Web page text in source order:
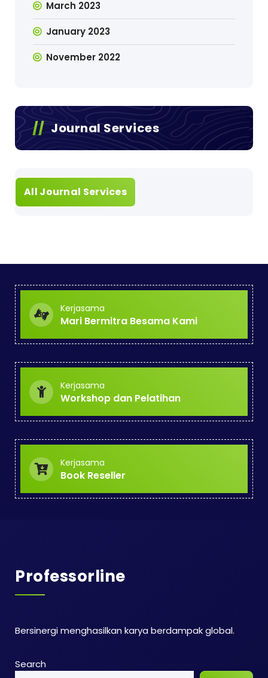
March 2023
January 2023
November 2022
Journal Services
All Journal Services
Kerjasama
Mari Bermitra Besama Kami
Kerjasama
Workshop dan Pelatihan
Kerjasama
Book Reseller
Professorline
Bersinergi menghasilkan karya berdampak global.
Search